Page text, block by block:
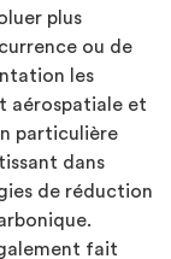
plus
ou de
les
aérospatiale et
particulière
dans
de réduction
fait